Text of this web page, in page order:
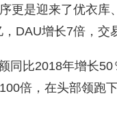
更是迎来了优衣
DAU增长7倍，交
同比2018年增长
倍，在头部领跑